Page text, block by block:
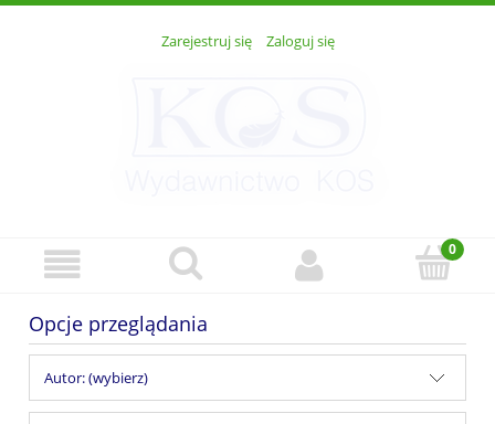
Zarejestruj się Zaloguj się
Opcje przeglądania
Autor: (wybierz)